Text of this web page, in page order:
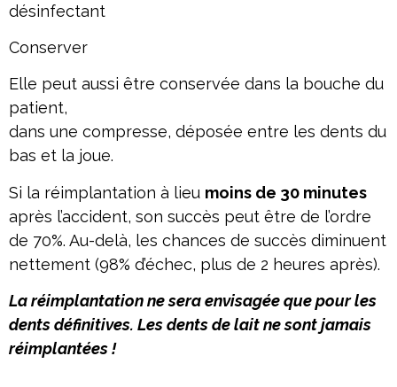
désinfectant
Conserver
Elle peut aussi être conservée dans la bouche du
patient,
dans une compresse, déposée entre les dents du
bas et la joue.
Si la réimplantation à lieu moins de 30 minutes
après l’accident, son succès peut être de l’ordre
de 70%. Au-delà, les chances de succès diminuent
nettement (98% d’échec, plus de 2 heures après).
La réimplantation ne sera envisagée que pour les
dents définitives. Les dents de lait ne sont jamais
réimplantées !